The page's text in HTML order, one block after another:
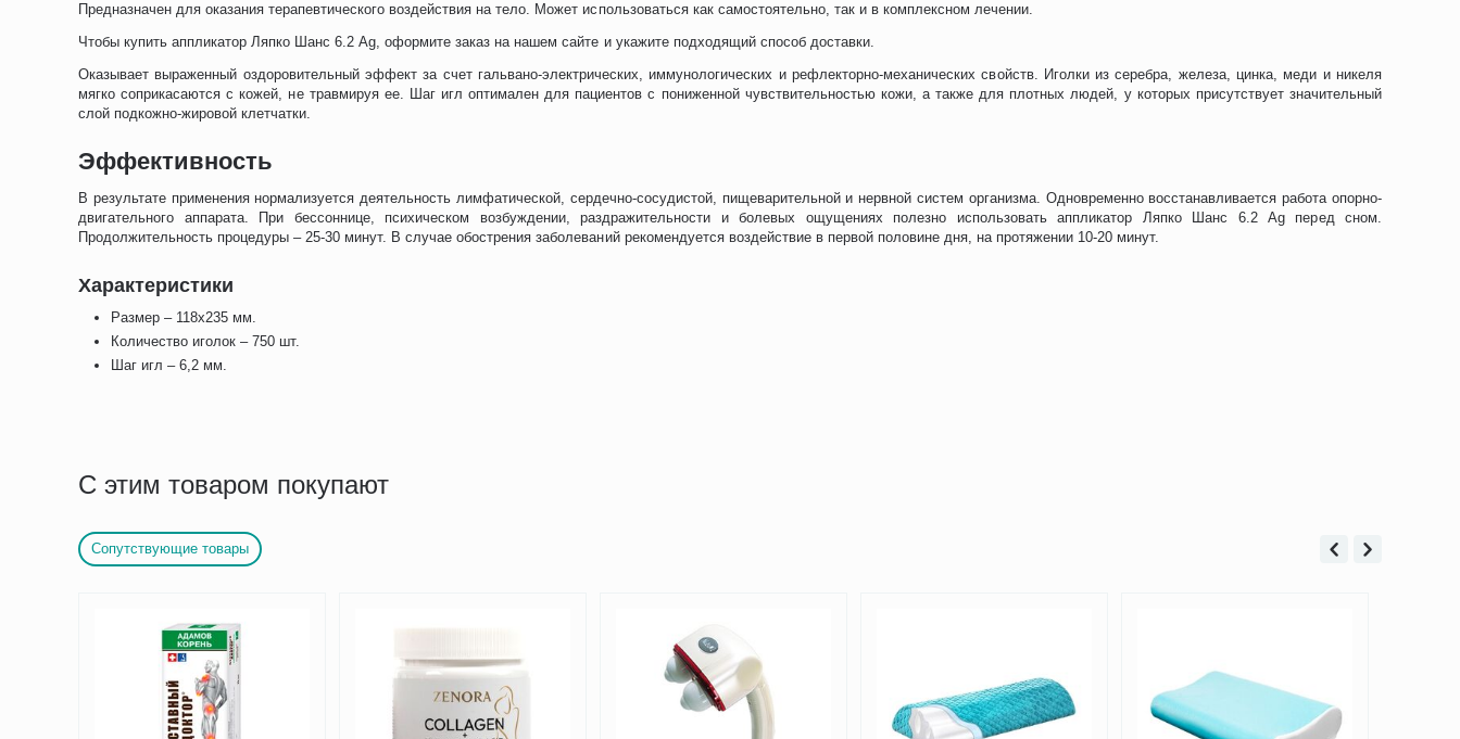
Предназначен для оказания терапевтического воздействия на тело. Может использоваться как самостоятельно, так и в комплексном лечении.
Чтобы купить аппликатор Ляпко Шанс 6.2 Ag, оформите заказ на нашем сайте и укажите подходящий способ доставки.
Оказывает выраженный оздоровительный эффект за счет гальвано-электрических, иммунологических и рефлекторно-механических свойств. Иголки из серебра, железа, цинка, меди и никеля
мягко соприкасаются с кожей, не травмируя ее. Шаг игл оптимален для пациентов с пониженной чувствительностью кожи, а также для плотных людей, у которых присутствует значительный
слой подкожно-жировой клетчатки.
Эффективность
В результате применения нормализуется деятельность лимфатической, сердечно-сосудистой, пищеварительной и нервной систем организма. Одновременно восстанавливается работа опорно-
двигательного аппарата. При бессоннице, психическом возбуждении, раздражительности и болевых ощущениях полезно использовать аппликатор Ляпко Шанс 6.2 Ag перед сном.
Продолжительность процедуры – 25-30 минут. В случае обострения заболеваний рекомендуется воздействие в первой половине дня, на протяжении 10-20 минут.
Характеристики
Размер – 118х235 мм.
Количество иголок – 750 шт.
Шаг игл – 6,2 мм.
С этим товаром покупают
Сопутствующие товары